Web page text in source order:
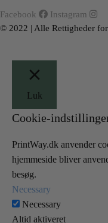
Facebook
Instagram
© 2022 | Alle Rettigheder
Luk
Cookie-
PrintWay.dk anvender
hjemmeside bliver
besøg.
Necessary
Necessary
Altid aktiveret